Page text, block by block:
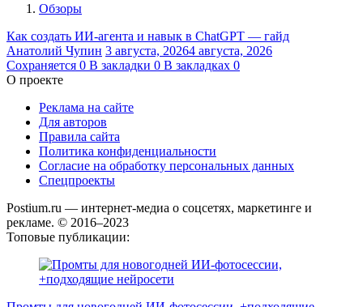
Обзоры
Как создать ИИ-агента и навык в ChatGPT — гайд
Анатолий Чупин 3 августа, 20264 августа, 2026
Сохраняется 0 В закладки 0 В закладках 0
О проекте
Реклама на сайте
Для авторов
Правила сайта
Политика конфиденциальности
Согласие на обработку персональных данных
Спецпроекты
Postium.ru — интернет-медиа о соцсетях, маркетинге и
рекламе. © 2016–2023
Топовые публикации: